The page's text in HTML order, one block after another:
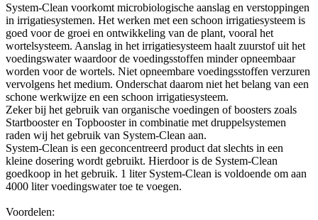
System-Clean voorkomt microbiologische aanslag en verstoppingen
in irrigatiesystemen. Het werken met een schoon irrigatiesysteem is
goed voor de groei en ontwikkeling van de plant, vooral het
wortelsysteem. Aanslag in het irrigatiesysteem haalt zuurstof uit het
voedingswater waardoor de voedingsstoffen minder opneembaar
worden voor de wortels. Niet opneembare voedingsstoffen verzuren
vervolgens het medium. Onderschat daarom niet het belang van een
schone werkwijze en een schoon irrigatiesysteem.
Zeker bij het gebruik van organische voedingen of boosters zoals
Startbooster en Topbooster in combinatie met druppelsystemen
raden wij het gebruik van System-Clean aan.
System-Clean is een geconcentreerd product dat slechts in een
kleine dosering wordt gebruikt. Hierdoor is de System-Clean
goedkoop in het gebruik. 1 liter System-Clean is voldoende om aan
4000 liter voedingswater toe te voegen.
Voordelen: